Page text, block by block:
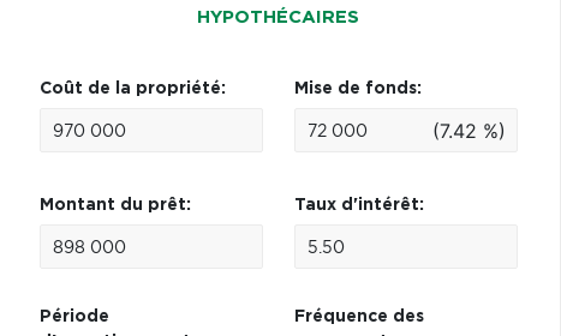
HYPOTHÉCAIRES
Coût de la propriété: Mise de fonds:
(7.42 %)
Montant du prêt: Taux d'intérêt:
Période
Fréquence des